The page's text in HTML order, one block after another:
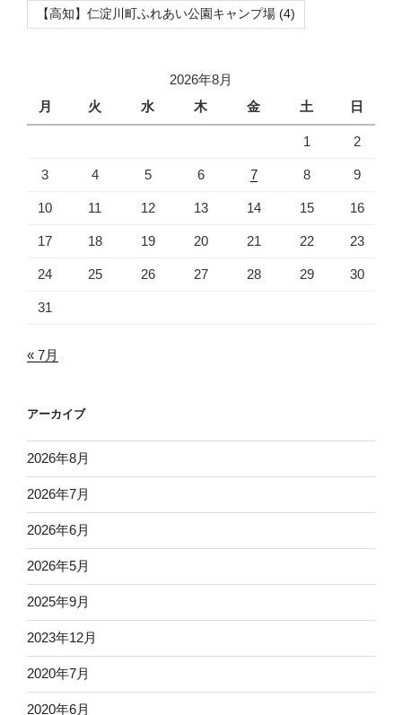
【高知】仁淀川町ふれあい公園キャンプ場 (4)
2026年8月
月
火 水 木 金 土 日
1 2
3 4 5 6 7 8 9
10 11 12 13 14 15 16
17 18 19 20 21 22 23
24 25 26 27 28 29 30
31
« 7月
アーカイブ
2026年8月
2026年7月
2026年6月
2026年5月
2025年9月
2023年12月
2020年7月
2020年6月